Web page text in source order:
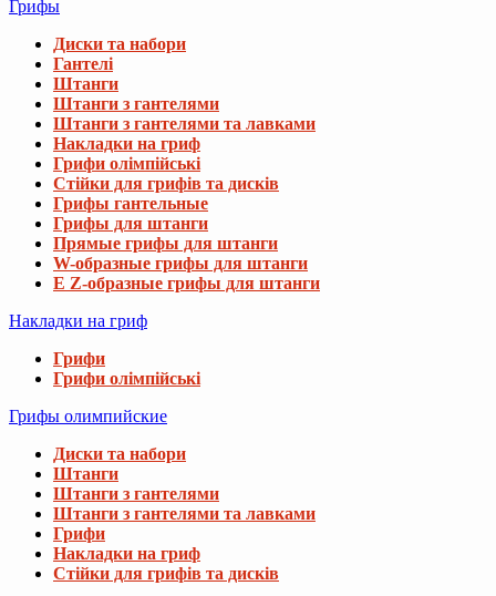
Грифы
Диски та набори
Гантелі
Штанги
Штанги з гантелями
Штанги з гантелями та лавками
Накладки на гриф
Грифи олімпійські
Стійки для грифів та дисків
Грифы гантельные
Грифы для штанги
Прямые грифы для штанги
W-образные грифы для штанги
E Z-образные грифы для штанги
Накладки на гриф
Грифи
Грифи олімпійські
Грифы олимпийские
Диски та набори
Штанги
Штанги з гантелями
Штанги з гантелями та лавками
Грифи
Накладки на гриф
Стійки для грифів та дисків